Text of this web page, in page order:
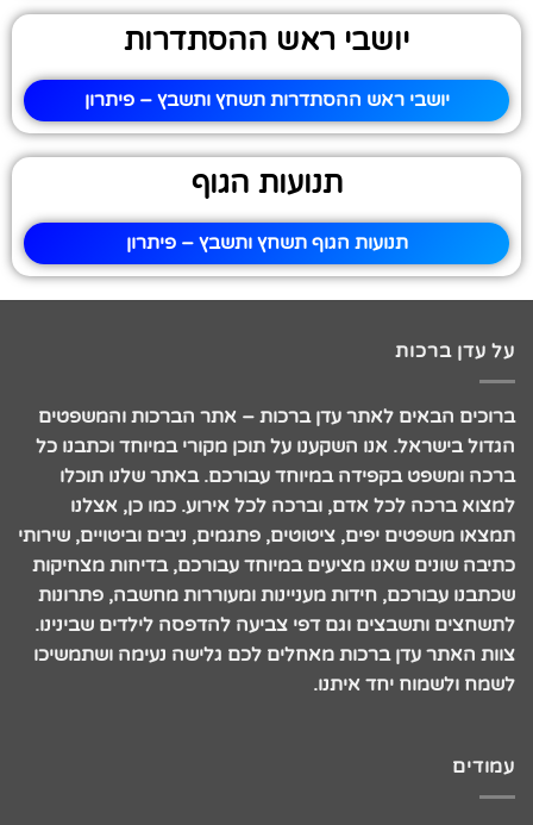
יושבי ראש ההסתדרות
יושבי ראש ההסתדרות תשחץ ותשבץ – פיתרון
תנועות הגוף
תנועות הגוף תשחץ ותשבץ – פיתרון
על עדן ברכות
ברוכים הבאים לאתר עדן ברכות – אתר הברכות והמשפטים
הגדול בישראל. אנו השקענו על תוכן מקורי במיוחד וכתבנו כל
ברכה ומשפט בקפידה במיוחד עבורכם. באתר שלנו תוכלו
למצוא ברכה לכל אדם, וברכה לכל אירוע. כמו כן, אצלנו
תמצאו משפטים יפים, ציטוטים, פתגמים, ניבים וביטויים, שירותי
כתיבה שונים שאנו מציעים במיוחד עבורכם, בדיחות מצחיקות
שכתבנו עבורכם, חידות מעניינות ומעוררות מחשבה, פתרונות
לתשחצים ותשבצים וגם דפי צביעה להדפסה לילדים שבינינו.
צוות האתר עדן ברכות מאחלים לכם גלישה נעימה ושתמשיכו
לשמח ולשמוח יחד איתנו.
עמודים